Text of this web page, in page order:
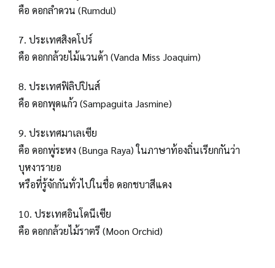
คือ ดอกลำดวน (Rumdul)
7. ประเทศสิงคโปร์
คือ ดอกกล้วยไม้แวนด้า (Vanda Miss Joaquim)
8. ประเทศฟิลิปปินส์
คือ ดอกพุดแก้ว (Sampaguita Jasmine)
9. ประเทศมาเลเซีย
คือ ดอกพู่ระหง (Bunga Raya) ในภาษาท้องถิ่นเรียกกันว่า
บุหงารายอ
หรือที่รู้จักกันทั่วไปในชื่อ ดอกชบาสีแดง
10. ประเทศอินโดนีเซีย
คือ ดอกกล้วยไม้ราตรี (Moon Orchid)